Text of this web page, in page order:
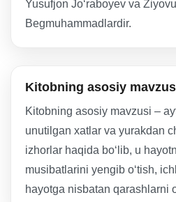
Yusufjon Jo‘raboyev va
Begmuhammadlardir.
Kitobning asosiy
Kitobning asosiy mavzusi –
unutilgan xatlar va yurakdan
izhorlar haqida bo‘lib, u
musibatlarini yengib o‘tish,
hayotga nisbatan qarashlarni